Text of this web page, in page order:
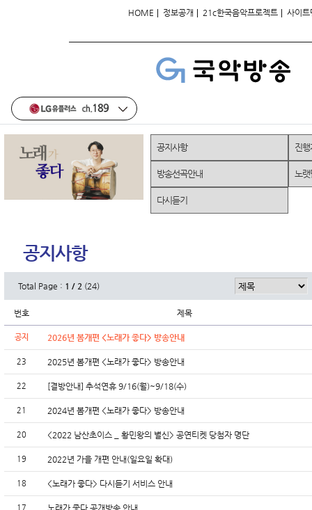
HOME | 정보공개 | 21c한국음악프로젝트 | 사이트
공지사항
Total Page : 1 / 2 (24)
번호 제목
공지 2026년 봄개편 <노래가 좋다> 방송안내
23 2025년 봄개편 <노래가 좋다> 방송안내
22 [결방안내] 추석연휴 9/16(월)~9/18(수)
21 2024년 봄개편 <노래가 좋다> 방송안내
20 <2022 남산초이스 _ 황민왕의 별신> 공연티켓 당첨자 명단
19 2022년 가을 개편 안내(일요일 확대)
18 <노래가 좋다> 다시듣기 서비스 안내
17 노래가 좋다 공개방송 안내
공지사항 진
방송선곡안내 노랫
다시듣기